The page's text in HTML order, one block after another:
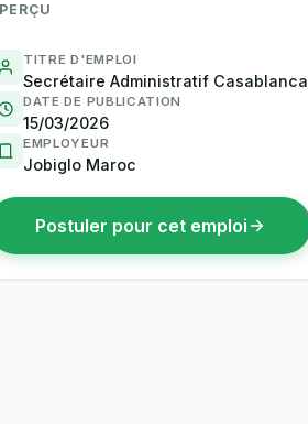
TITRE D'EMPLOI
Secrétaire Administratif Casablanca
DATE DE PUBLICATION
15/03/2026
EMPLOYEUR
Jobiglo Maroc
Postuler pour cet emploi